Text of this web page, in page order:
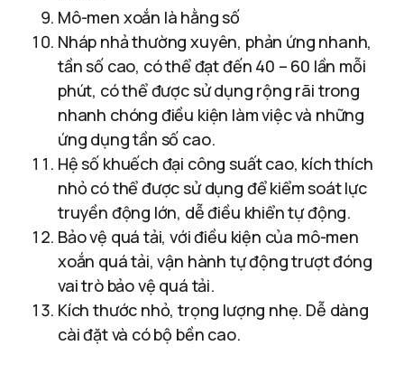
Mô-men xoắn là hằng số
Nháp nhả thường xuyên, phản ứng nhanh,
tần số cao, có thể đạt đến 40 – 60 lần mỗi
phút, có thể được sử dụng rộng rãi trong
nhanh chóng điều kiện làm việc và những
ứng dụng tần số cao.
Hệ số khuếch đại công suất cao, kích thích
nhỏ có thể được sử dụng để kiểm soát lực
truyền động lớn, dễ điều khiển tự động.
Bảo vệ quá tải, với điều kiện của mô-men
xoắn quá tải, vận hành tự động trượt đóng
vai trò bảo vệ quá tải.
Kích thước nhỏ, trọng lượng nhẹ. Dễ dàng
cài đặt và có bộ bền cao.